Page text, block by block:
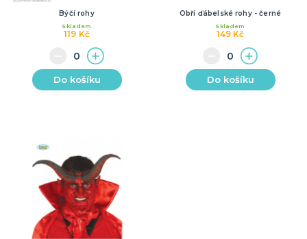
Býčí rohy
119 Kč
Skladem
Do košíku
Obří ďábelské rohy - černé
149 Kč
Skladem
Do košíku